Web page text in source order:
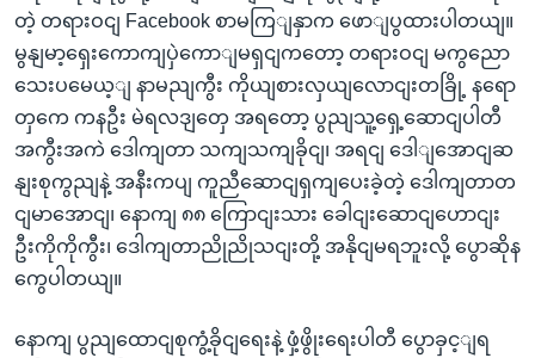
တဲ့ တရားဝငျ Facebook စာမကြျနှာက ဖောျပွထားပါတယျ။
မွနျမာ့ရှေးကောကျပှဲကောျမရှငျကတော့ တရားဝငျ မကွညော
သေးပမေယ့ျ နာမညျကွီး ကိုယျစားလှယျလောငျးတခြို့ နရော
တှကေ ကနဦး မဲရလဒျတှေ အရတော့ ပွညျသူ့ရှေ့ဆောငျပါတီ
အကွီးအကဲ ဒေါကျတာ သကျသကျခိုငျ၊ အရငျ ဒေါျအောငျဆ
နျးစုကွညျနဲ့ အနီးကပျ ကူညီဆောငျရှကျပေးခဲ့တဲ့ ဒေါကျတာတ
ငျမာအောငျ၊ နောကျ ၈၈ ကြောငျးသား ခေါငျးဆောငျဟောငျး
ဦးကိုကိုကွီး၊ ဒေါကျတာညိုညိုသငျးတို့ အနိုငျမရဘူးလို့ ပွောဆိုန
ကွေပါတယျ။
နောကျ ပွညျထောငျစုကွံ့ခိုငျရေးနဲ့ ဖှံ့ဖွိုးရေးပါတီ ပွောခှင့ျရ